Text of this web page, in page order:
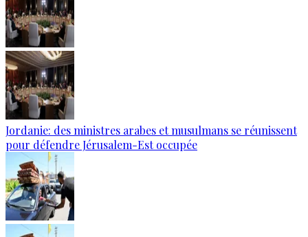
Jordanie: des ministres arabes et musulmans se réunissent
pour défendre Jérusalem-Est occupée